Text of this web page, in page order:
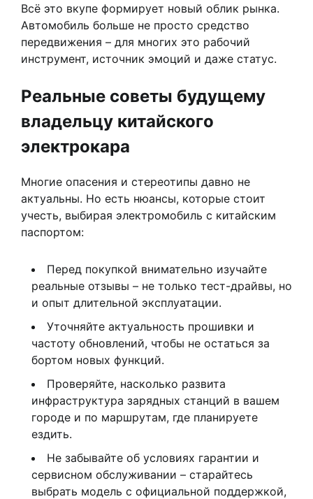
Всё это вкупе формирует новый облик рынка.
Автомобиль больше не просто средство
передвижения – для многих это рабочий
инструмент, источник эмоций и даже статус.
Реальные советы будущему
владельцу китайского
электрокара
Многие опасения и стереотипы давно не
актуальны. Но есть нюансы, которые стоит
учесть, выбирая электромобиль с китайским
паспортом:
Перед покупкой внимательно изучайте
реальные отзывы – не только тест-драйвы, но
и опыт длительной эксплуатации.
Уточняйте актуальность прошивки и
частоту обновлений, чтобы не остаться за
бортом новых функций.
Проверяйте, насколько развита
инфраструктура зарядных станций в вашем
городе и по маршрутам, где планируете
ездить.
Не забывайте об условиях гарантии и
сервисном обслуживании – старайтесь
выбрать модель с официальной поддержкой,